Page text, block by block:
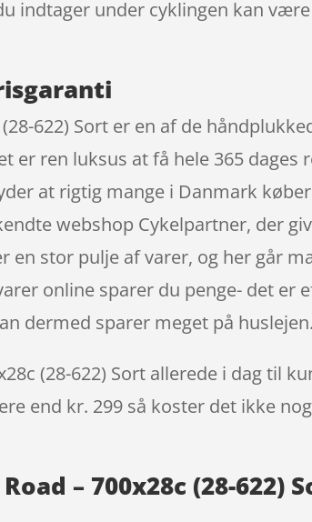
indtager under cyklingen kan
622) Sort er en af de
er ren luksus at få hele 365
at rigtig mange i Danmark
webshop Cykelpartner, der
stor pulje af varer, og her går
online sparer du penge- det er
dermed sparer meget på huslejen.
(28-622) Sort allerede i dag til
end kr. 299 så koster det ikke
– 700x28c (28-